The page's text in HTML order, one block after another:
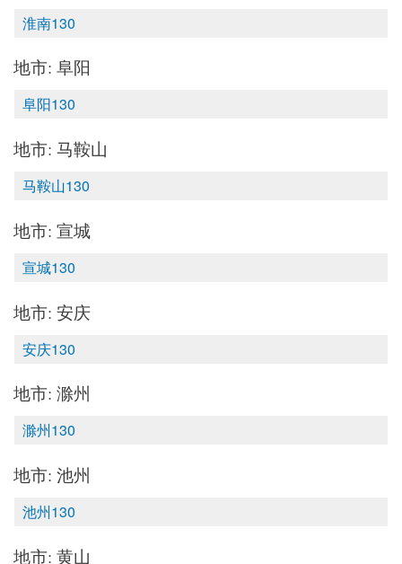
淮南130
地市: 阜阳
阜阳130
地市: 马鞍山
马鞍山130
地市: 宣城
宣城130
地市: 安庆
安庆130
地市: 滁州
滁州130
地市: 池州
池州130
地市: 黄山